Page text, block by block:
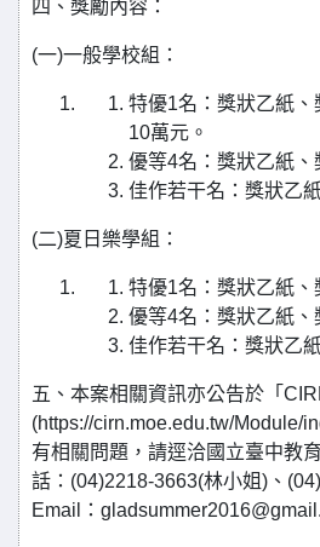
四、獎勵內容：
(一)一般學校組：
特優1名：獎狀乙紙、
10萬元。
優等4名：獎狀乙紙、
佳作若干名：獎狀乙
(二)夏日樂學組：
特優1名：獎狀乙紙、
優等4名：獎狀乙紙、
佳作若干名：獎狀乙
五、本案相關資訊亦公告於「
(https://cirn.moe.edu.tw/Module/
有相關問題，請逕洽國立臺中教
話：(04)2218-3663(林小姐)、
Email：